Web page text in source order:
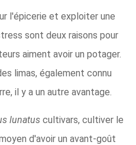
l'épicerie et exploiter une
sont deux raisons pour
aiment avoir un potager.
limas, également connu
il y a un autre avantage.
lunatus cultivars, cultiver le
d'avoir un avant-goût